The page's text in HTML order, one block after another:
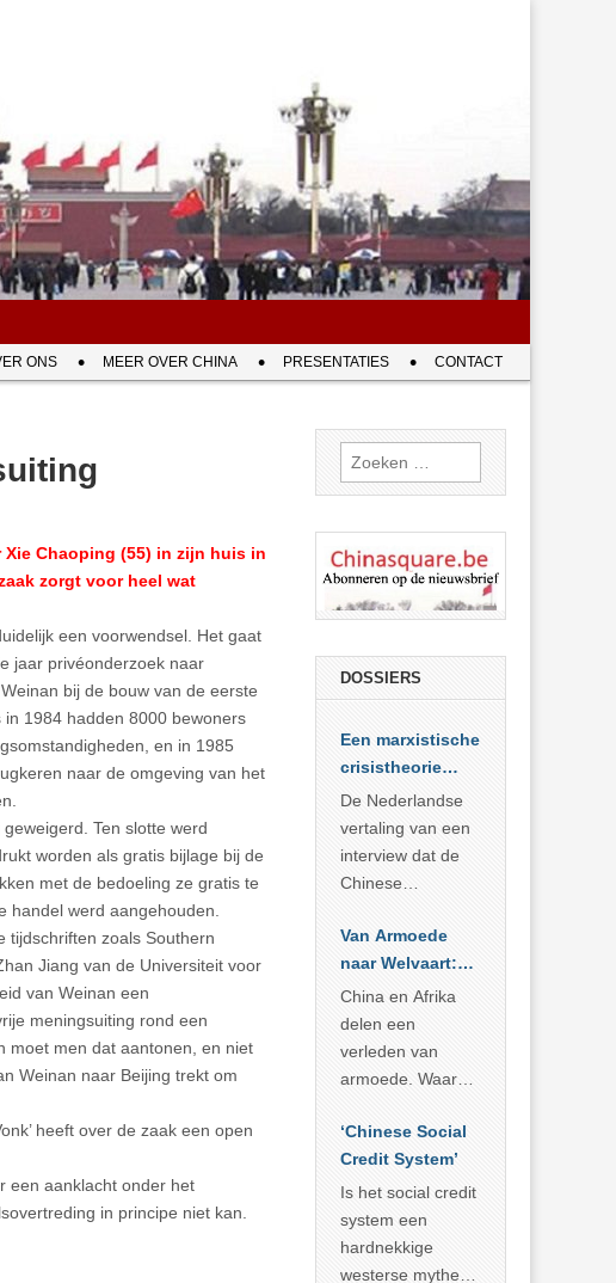
ONS MEER OVER CHINA PRESENTATIES CONTACT
Chaoping (55) in zijn huis in
zorgt voor heel wat
een voorwendsel. Het gaat
jaar privéonderzoek naar
bij de bouw van de eerste
1984 hadden 8000 bewoners
en in 1985
naar de omgeving van het
Ten slotte werd
worden als gratis bijlage bij de
met de bedoeling ze gratis te
handel werd aangehouden.
tijdschriften zoals Southern
Jiang van de Universiteit voor
van Weinan een
meningsuiting rond een
moet men dat aantonen, en niet
Weinan naar Beijing trekt om
heeft over de zaak een open
een aanklacht onder het
in principe niet kan.
Zoeken
naar:
DOSSIERS
Een marxistische
crisistheorie
voor vandaag
De Nederlandse
vertaling van een
interview dat de
Chinese
Sociale
Wetenschappen
afnam van de
Britse
marxistische
econoom Michael
zien dat
… >> lees meer
Van Armoede
naar Welvaart:
Wat Afrika kan
leren van
China’s
economisch
China en Afrika
delen een
verleden van
armoede. Waar
voorbije veertig
jaar in slaagde
meer dan 800
miljoen mensen
uit de armoede
… >> lees meer
‘Chinese Social
Credit System’
Is het social credit
system een
hardnekkige
westerse mythe of